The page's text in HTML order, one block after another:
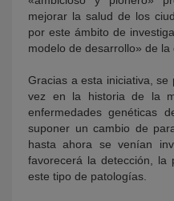
mejorar la salud de los
por este ámbito de
modelo de desarrollo» de la
Gracias a esta iniciativa, se
vez en la historia de la
enfermedades genéticas
suponer un cambio de
hasta ahora se venían
favorecerá la detección, la
este tipo de patologías.